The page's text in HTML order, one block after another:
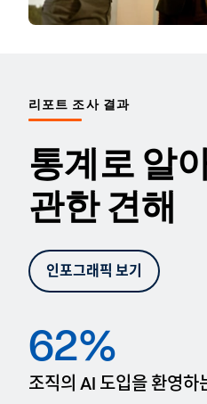
리포트 조사 결과
통계로 알
관한 견해
인포그래픽 보기
62%
조직의 AI 도입을 환영하